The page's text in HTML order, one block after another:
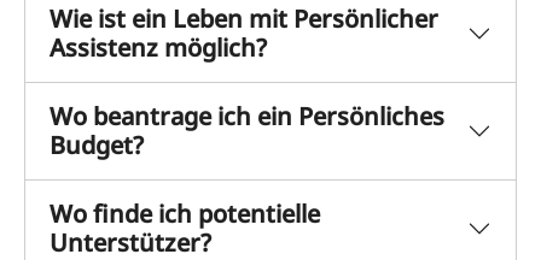
Wie ist ein Leben mit Persönlicher
Assistenz möglich?
Wo beantrage ich ein Persönliches
Budget?
Wo finde ich potentielle
Unterstützer?